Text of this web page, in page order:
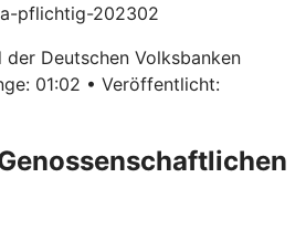
pflichtig-202302
der Deutschen Volksbanken
01:02 • Veröffentlicht: